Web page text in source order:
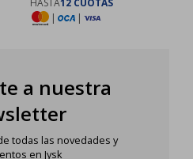
|
|
a nuestra
todas las novedades y
en Jysk